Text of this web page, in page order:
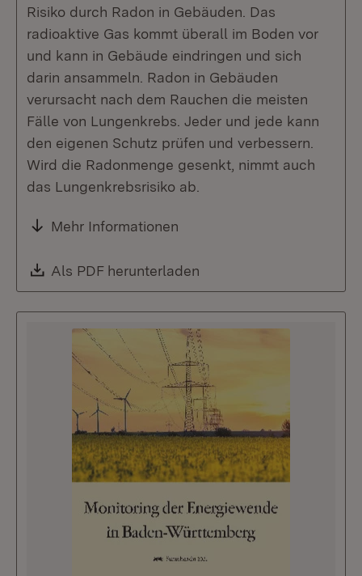
Risiko durch Radon in Gebäuden. Das
radioaktive Gas kommt überall im Boden vor
und kann in Gebäude eindringen und sich
darin ansammeln. Radon in Gebäuden
verursacht nach dem Rauchen die meisten
Fälle von Lungenkrebs. Jeder und jede kann
den eigenen Schutz prüfen und verbessern.
Wird die Radonmenge gesenkt, nimmt auch
das Lungenkrebsrisiko ab.
Mehr Informationen
Download:
Als PDF herunterladen